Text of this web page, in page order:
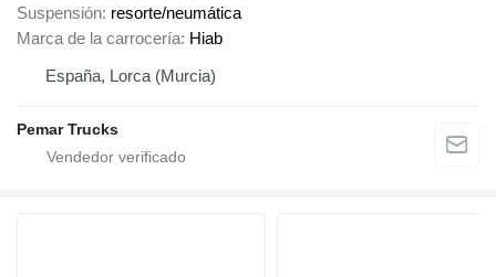
Suspensión resorte/neumática
Marca de la carrocería Hiab
España, Lorca (Murcia)
Pemar Trucks